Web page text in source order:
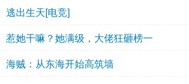
逃出生天[电竞]
惹她干嘛？她满级，大佬狂砸榜一
海贼：从东海开始高筑墙